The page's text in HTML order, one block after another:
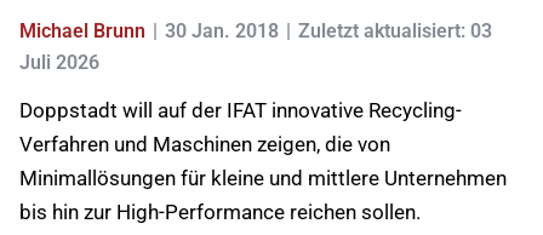
Michael Brunn 30 Jan. 2018
Zuletzt aktualisiert: 03
Juli 2026
Doppstadt will auf der IFAT innovative Recycling-
Verfahren und Maschinen zeigen, die von
Minimallösungen für kleine und mittlere Unternehmen
bis hin zur High-Performance reichen sollen.